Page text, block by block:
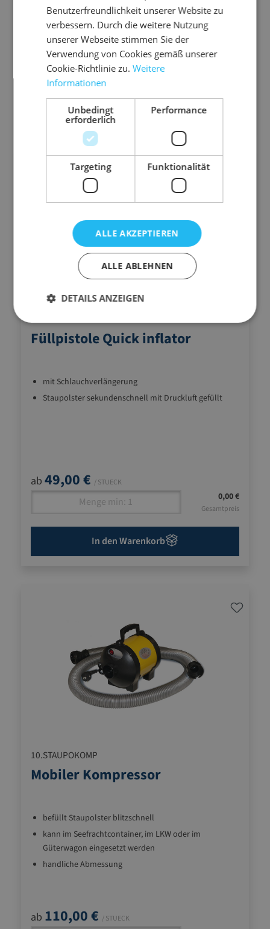
5,98 € 3,72 €
3,00 €
1 Pal.= 400 Stk.
5,98 €/ STUECK
In den Warenkorb
Füllpistole Quick inflator
mit Schlauchverlängerung
Staupolster sekundenschnell mit Druckluft gefüllt
ab 49,00 € / STUECK
0,00 €
Gesamtpreis
In den Warenkorb
10.STAUPOKOMP
Mobiler Kompressor
befüllt Staupolster blitzschnell
kann im Seefrachtcontainer, im LKW oder im
Güterwagon eingesetzt werden
handliche Abmessung
ab 110,00 € / STUECK
Benutzerfreundlichkeit unserer Website zu
verbessern. Durch die weitere Nutzung
unserer Webseite stimmen Sie der
Verwendung von Cookies gemäß unserer
Cookie-Richtlinie zu.Weitere
Informationen
Unbedingt
erforderlich
Performance
Targeting Funktionalität
ALLE AKZEPTIEREN
ALLE ABLEHNEN
DETAILS ANZEIGEN